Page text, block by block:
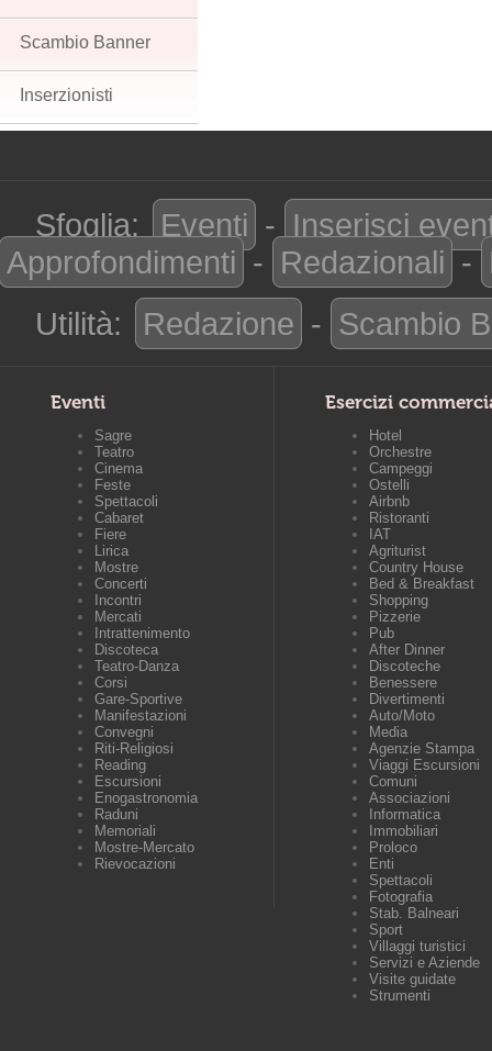
Scambio Banner
Inserzionisti
Sfoglia: Eventi - Inserisci
Approfondimenti - Redazionali -
Utilità:
Redazione - Scambio
Eventi
Sagre
Teatro
Cinema
Feste
Spettacoli
Cabaret
Fiere
Lirica
Mostre
Concerti
Incontri
Mercati
Intrattenimento
Discoteca
Teatro-Danza
Corsi
Gare-Sportive
Manifestazioni
Convegni
Riti-Religiosi
Reading
Escursioni
Enogastronomia
Raduni
Memoriali
Mostre-Mercato
Rievocazioni
Esercizi
Hotel
Orchestre
Campeggi
Ostelli
Airbnb
Ristoranti
IAT
Agriturist
Country House
Bed & Breakfast
Shopping
Pizzerie
Pub
After Dinner
Discoteche
Benessere
Divertimenti
Auto/Moto
Media
Agenzie Stampa
Viaggi Escursioni
Comuni
Associazioni
Informatica
Immobiliari
Proloco
Enti
Spettacoli
Fotografia
Stab. Balneari
Sport
Villaggi turistici
Servizi e Aziende
Visite guidate
Strumenti